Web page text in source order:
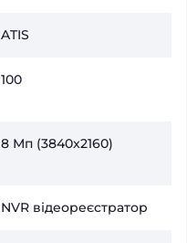
ATIS
100
8 Мп (3840x2160)
NVR відеореєстратор